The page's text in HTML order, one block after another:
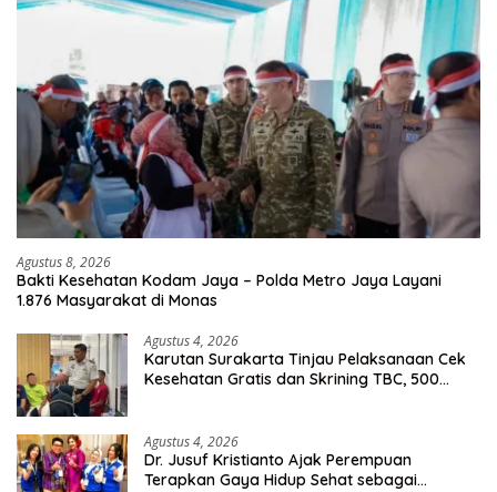
Agustus 8, 2026
Bakti Kesehatan Kodam Jaya – Polda Metro Jaya Layani
1.876 Masyarakat di Monas
Agustus 4, 2026
Karutan Surakarta Tinjau Pelaksanaan Cek
Kesehatan Gratis dan Skrining TBC, 500
Agustus 4, 2026
Dr. Jusuf Kristianto Ajak Perempuan
Terapkan Gaya Hidup Sehat sebagai